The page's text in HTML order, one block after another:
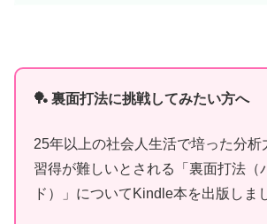
🏓 裏面打法に挑戦してみたい方へ
25年以上の社会人生活で培った分析
習得が難しいとされる「裏面打法（
ド）」についてKindle本を出版しま